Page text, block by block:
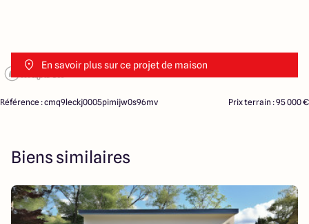
En savoir plus sur ce projet de maison
Référence : cmq9leckj0005pimijw0s96mv Prix terrain : 95 000 €
Biens similaires